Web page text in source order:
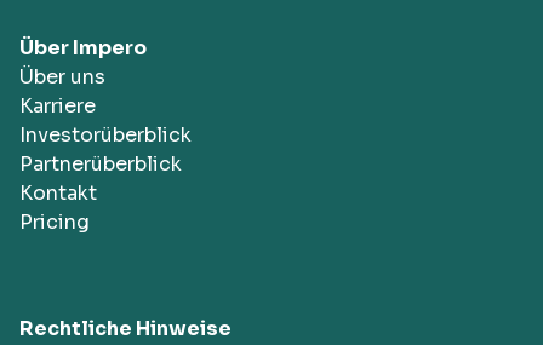
Über Impero
Über uns
Karriere
Investorüberblick
Partnerüberblick
Kontakt
Pricing
Rechtliche Hinweise